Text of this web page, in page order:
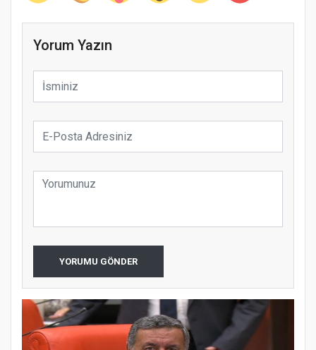
Yorum Yazın
YORUMU GÖNDER